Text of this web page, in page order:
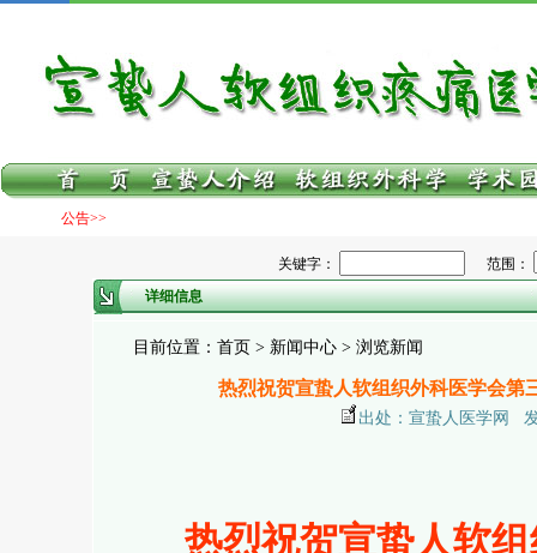
公告>>
关键字：
范围：
详细信息
目前位置：首页 > 新闻中心 > 浏览新闻
热烈祝贺宣蛰人软组织外科医学会第
出处：宣蛰人医学网
热烈祝贺宣蛰人软